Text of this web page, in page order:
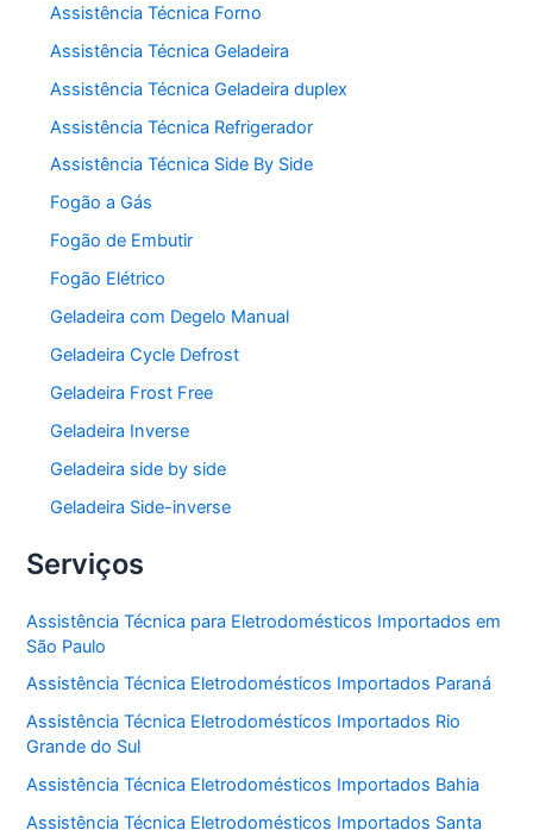
Assistência Técnica Forno
Assistência Técnica Geladeira
Assistência Técnica Geladeira duplex
Assistência Técnica Refrigerador
Assistência Técnica Side By Side
Fogão a Gás
Fogão de Embutir
Fogão Elétrico
Geladeira com Degelo Manual
Geladeira Cycle Defrost
Geladeira Frost Free
Geladeira Inverse
Geladeira side by side
Geladeira Side-inverse
Serviços
Assistência Técnica para Eletrodomésticos Importados em
São Paulo
Assistência Técnica Eletrodomésticos Importados Paraná
Assistência Técnica Eletrodomésticos Importados Rio
Grande do Sul
Assistência Técnica Eletrodomésticos Importados Bahia
Assistência Técnica Eletrodomésticos Importados Santa